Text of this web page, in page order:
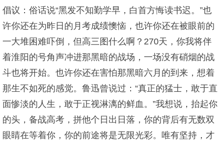
倡议：俗话说“黑发不知勤学早，白首方悔读书迟。”也
许你还在为昨日的月考成绩懊恼，也许你还在被眼前的
一大堆困难吓倒，但高三图什么啊？270天，你我将伴
着淮阳的号角声冲进那黑暗的战场，一场没有硝烟的战
斗也将开始。也许你还在害怕那黑暗六月的到来，想着
那生不如死的感觉。鲁迅曾说过：“真正的猛士，敢于直
面惨淡的人生，敢于正视淋漓的鲜血。”我想说，抬起你
的头，备战高考，拼他个日出日落，你的背后有无数双
眼睛在等着你，你的前途将是无限光彩。唯有坚持，才